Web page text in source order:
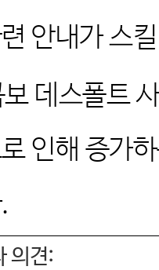
안내가 스
데스폴트
인해 증가
.
의견: